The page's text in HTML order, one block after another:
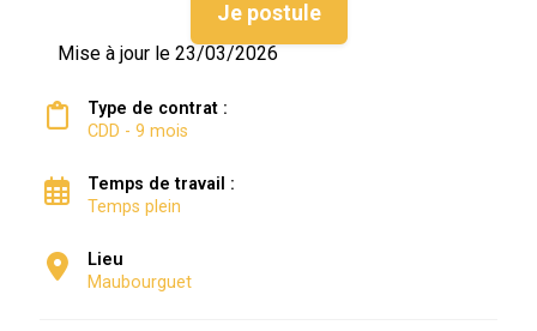
Je postule
Mise à jour le 23/03/2026
Type de contrat :
CDD - 9 mois
Temps de travail :
Temps plein
Lieu
Maubourguet